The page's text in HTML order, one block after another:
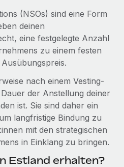
von
Benefits
zwischen
für Contractor
Das Gesundheits- und
hat das globale...
Integration mit
Management
wir bei Remote Unternehmen
(NSOs) sind eine Form
deinen
eine festgelegte Anzahl
zu einem festen
nach einem Vesting-
der Anstellung deiner
ist. Sie sind daher ein
langfristige Bindung zu
mit den strategischen
in Einklang zu bringen.
Estland erhalten?